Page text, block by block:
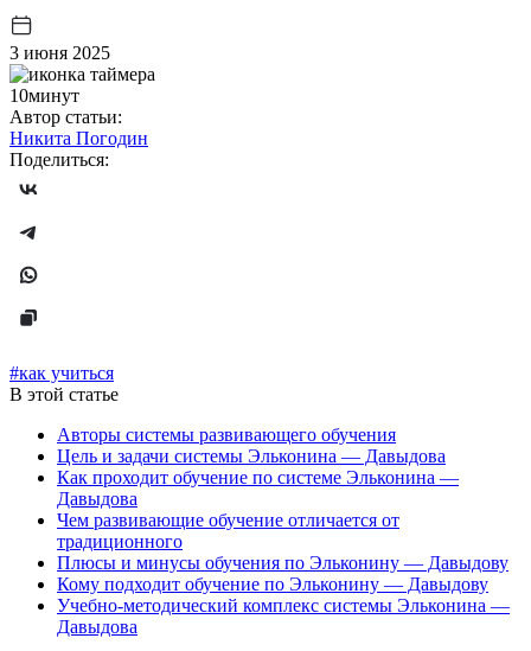
3 июня 2025
10минут
Автор статьи:
Никита Погодин
Поделиться:
#как учиться
В этой статье
Авторы системы развивающего обучения
Цель и задачи системы Эльконина — Давыдова
Как проходит обучение по системе Эльконина —
Давыдова
Чем развивающие обучение отличается от
традиционного
Плюсы и минусы обучения по Эльконину — Давыдову
Кому подходит обучение по Эльконину — Давыдову
Учебно-методический комплекс системы Эльконина —
Давыдова